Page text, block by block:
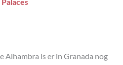
Alhambra is er in Granada nog